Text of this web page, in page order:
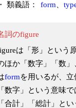
・ 類義語：
form
詞のfigure
は「形」という
ほか「数字」「数」
formを用いるが、
「数字」という意味で
「合計」「総計」と